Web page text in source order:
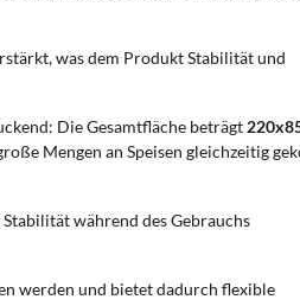
was dem Produkt Stabilität und
Die Gesamtfläche beträgt
Mengen an Speisen gleichzeitig
Stabilität während des Gebrauchs
werden und bietet dadurch flexible